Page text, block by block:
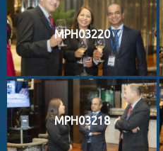
MPH03220
MPH03218